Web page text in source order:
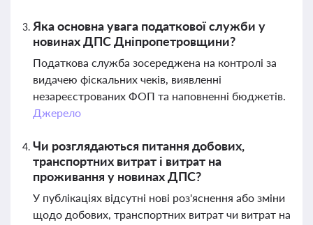
Яка основна увага податкової служби у
новинах ДПС Дніпропетровщини?
Податкова служба зосереджена на контролі за
видачею фіскальних чеків, виявленні
незареєстрованих ФОП та наповненні бюджетів.
Джерело
Чи розглядаються питання добових,
транспортних витрат і витрат на
проживання у новинах ДПС?
У публікаціях відсутні нові роз'яснення або зміни
щодо добових, транспортних витрат чи витрат на